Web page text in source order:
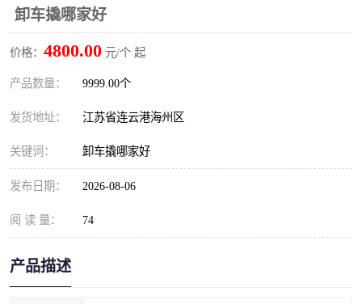
卸车撬哪家好
价格： 4800.00 元/个 起
产品数量： 9999.00个
发货地址： 江苏省连云港海州区
关键词： 卸车撬哪家好
发布日期： 2026-08-06
阅 读 量： 74
产品描述